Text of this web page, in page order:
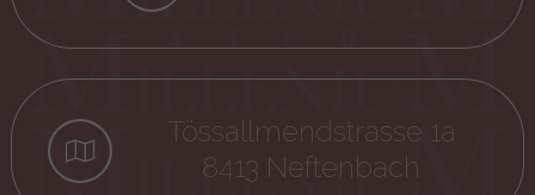
Tössallmendstrasse 1a
8413 Neftenbach